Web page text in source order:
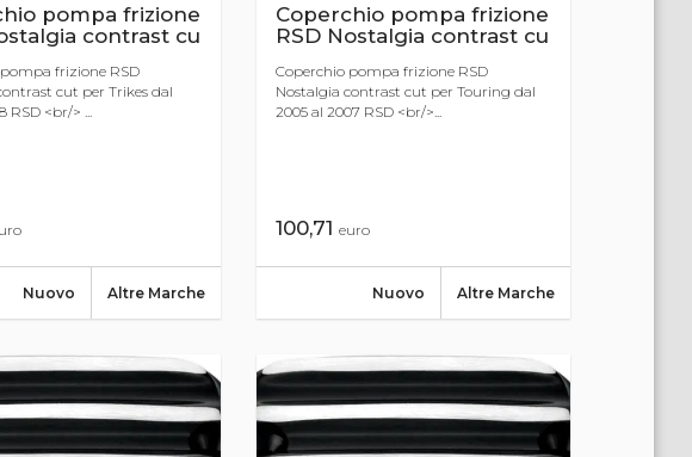
pompa frizione
contrast cu
frizione RSD
cut per Trikes dal
RSD <br/> ...
Altre Marche
Nuovo
Coperchio pompa frizione
RSD Nostalgia contrast cu
Coperchio pompa frizione RSD
Nostalgia contrast cut per Touring dal
2005 al 2007 RSD <br/>...
100,71euro
Altre Marche
Nuovo